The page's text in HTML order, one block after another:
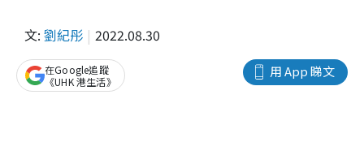
文: 劉紀彤 2022.08.30
用 App 睇文
在Google追蹤
《UHK 港生活》